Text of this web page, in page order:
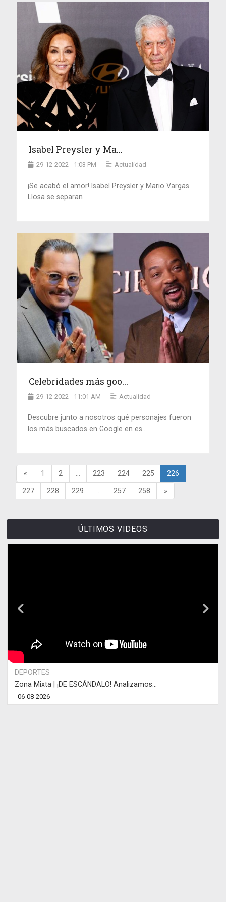
Isabel Preysler y Ma...
29-12-2022 - 1:03 PM Actualidad
¡Se acabó el amor! Isabel Preysler y Mario Vargas
Llosa se separan
Celebridades más goo...
29-12-2022 - 11:01 AM Actualidad
Descubre junto a nosotros qué personajes fueron
los más buscados en Google en es...
« 1 2 223 224 225 226
227 228 229 257 258 »
ÚLTIMOS VIDEOS
DEPORTES
Zona Mixta | ¡DE ESCÁNDALO! Analizamos...
06-08-2026